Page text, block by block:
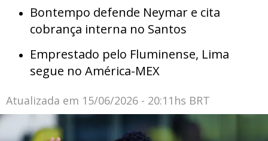
Bontempo defende Neymar e cita
cobrança interna no Santos
Emprestado pelo Fluminense, Lima
segue no América-MEX
Atualizada em 15/06/2026 - 20:11hs BRT